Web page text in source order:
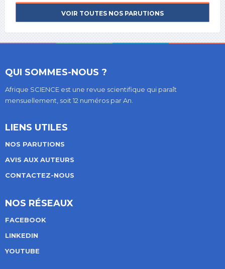
VOIR TOUTES NOS PARUTIONS
QUI SOMMES-NOUS ?
Afrique SCIENCE est une revue scientifique qui paraît
mensuellement, soit 12 numéros par An.
LIENS UTILES
NOS PARUTIONS
AVIS AUX AUTEURS
CONTACTEZ-NOUS
NOS RÉSEAUX
FACEBOOK
LINKEDIN
YOUTUBE